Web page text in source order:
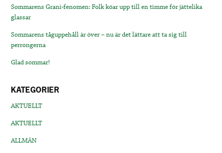
Sommarens Grani-fenomen: Folk köar upp till en timme för jättelika
glassar
Sommarens tåguppehåll är över – nu är det lättare att ta sig till
perrongerna
Glad sommar!
KATEGORIER
AKTUELLT
AKTUELLT
ALLMÄN